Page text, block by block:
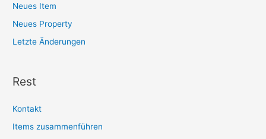
Neues Item
Neues Property
Letzte Änderungen
Rest
Kontakt
Items zusammenführen